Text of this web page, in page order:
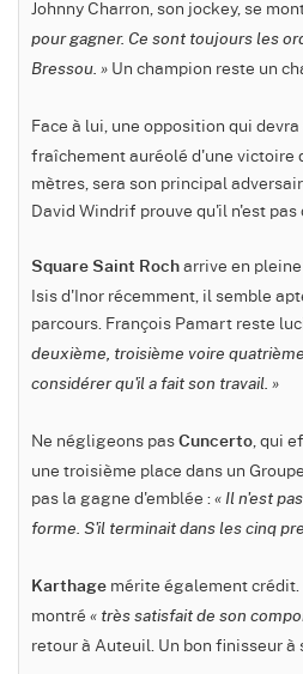
Johnny Charron, son jockey, se
pour gagner. Ce sont toujours les
Bressou. » Un champion reste un
Face à lui, une opposition qui devra
fraîchement auréolé d'une victoire
mètres, sera son principal
David Windrif prouve qu'il n'est
Square Saint Roch arrive en
Isis d'Inor récemment, il semble
parcours. François Pamart reste
deuxième, troisième voire
considérer qu'il a fait son travail. »
Ne négligeons pas Cuncerto , qui
une troisième place dans un
pas la gagne d'emblée : « Il n'est
forme. S'il terminait dans les cinq
Karthage mérite également
montré « très satisfait de son
retour à Auteuil. Un bon finisseur à